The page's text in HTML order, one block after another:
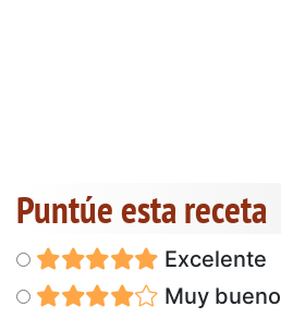
Puntúe esta receta
Excelente
Muy bueno